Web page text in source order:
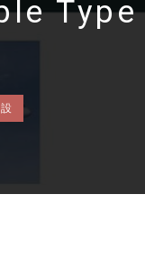
Type